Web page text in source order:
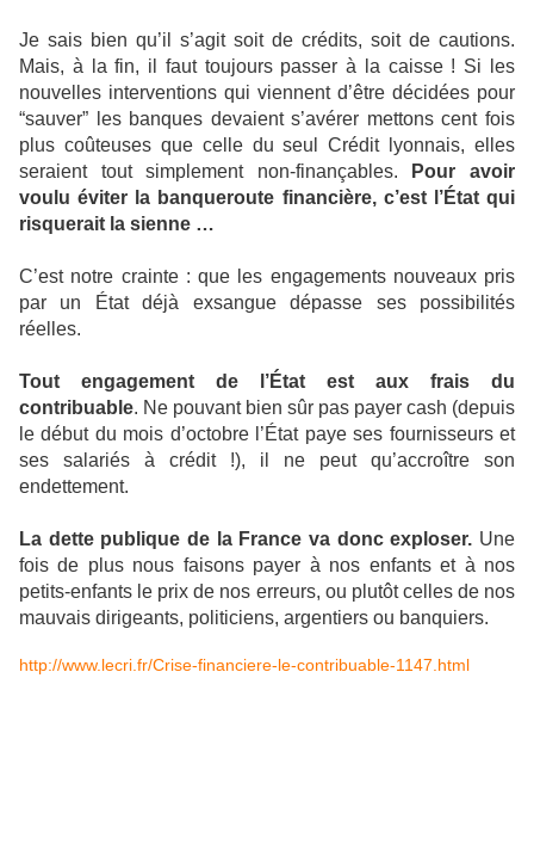
Je sais bien qu’il s’agit soit de crédits, soit de cautions.
Mais, à la fin, il faut toujours passer à la caisse ! Si les
nouvelles interventions qui viennent d’être décidées pour
“sauver” les banques devaient s’avérer mettons cent fois
plus coûteuses que celle du seul Crédit lyonnais, elles
seraient tout simplement non-finançables.
Pour avoir
voulu éviter la banqueroute financière, c’est l’État qui
risquerait la sienne …
C’est notre crainte : que les engagements nouveaux pris
par un État déjà exsangue dépasse ses possibilités
réelles.
Tout engagement de l’État est aux frais du
contribuable. Ne pouvant bien sûr pas payer cash (depuis
le début du mois d’octobre l’État paye ses fournisseurs et
ses salariés à crédit !), il ne peut qu’accroître son
endettement.
La dette publique de la France va donc exploser. Une
fois de plus nous faisons payer à nos enfants et à nos
petits-enfants le prix de nos erreurs, ou plutôt celles de nos
mauvais dirigeants, politiciens, argentiers ou banquiers.
http://www.lecri.fr/Crise-financiere-le-contribuable-1147.html